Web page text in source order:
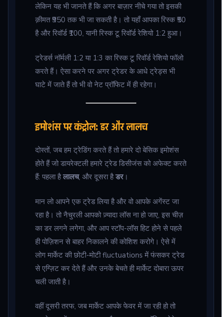
लेकिन यह भी जानते हैं कि अगर बाज़ार नीचे गया तो इसकी
क़ीमत ₹950 तक भी जा सकती है। तो यहाँ आपका रिस्क ₹50
है और रिवॉर्ड ₹100, यानी रिस्क टू रिवॉर्ड रेशियो 1:2 हुआ।
ट्रेडर्स नॉर्मली 1:2 या 1:3 का रिस्क टू रिवॉर्ड रेशियो फॉलो
करते हैं। ऐसा करने पर अगर ट्रेडर के आधे ट्रेड्स भी
घाटे में जाते हैं तो भी वो नेट प्रॉफिट में ही रहेगा।
इमोशंस पर कंट्रोल: डर और लालच
दोस्तों, जब हम ट्रेडिंग करते हैं तो हमारे दो बेसिक इमोशंस
होते हैं जो डायरेक्टली हमारे ट्रेड डिसीजंस को अफेक्ट करते
हैं: पहला हैलालच, और दूसरा हैडर।
मान लो आपने एक ट्रेड लिया है और वो आपके अगेंस्ट जा
रहा है। तो नैचुरली आपको ज़्यादा लॉस ना हो जाए, इस चीज़
का डर लगने लगेगा, और आप स्टॉप-लॉस हिट होने से पहले
ही पोज़िशन से बाहर निकालने की कोशिश करोगे। ऐसे में
लोग मार्केट की छोटी-मोटी fluctuations में फंसकर ट्रेड
से एग्ज़िट कर देते हैं और उनके बेचते ही मार्केट दोबारा ऊपर
चली जाती है।
वहीं दूसरी तरफ, जब मार्केट आपके फेवर में जा रही हो तो